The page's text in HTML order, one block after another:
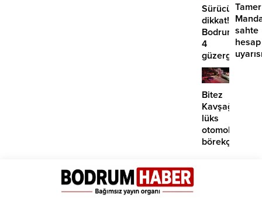
Sürücüler
dikkat!
Bodrum’da
4
güzergahta
EDS
başlıyor
Tamer
sahte
hesap
Bitez
Kavşağı’nda
lüks
otomobil
börekçiye